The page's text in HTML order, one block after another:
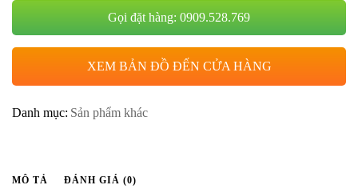
Gọi đặt hàng: 0909.528.769
XEM BẢN ĐỒ ĐẾN CỬA HÀNG
Danh mục: Sản phẩm khác
MÔ TẢ ĐÁNH GIÁ (0)